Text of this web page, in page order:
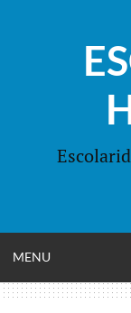
MENU
MENU